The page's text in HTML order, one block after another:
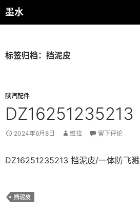
跳
至
墨水
搜
索
标签归档：挡泥皮
陕汽配件
DZ16251235213
2024年6月8日 维拉 留下评论
DZ16251235213 挡泥皮/一体防飞溅
挡泥皮